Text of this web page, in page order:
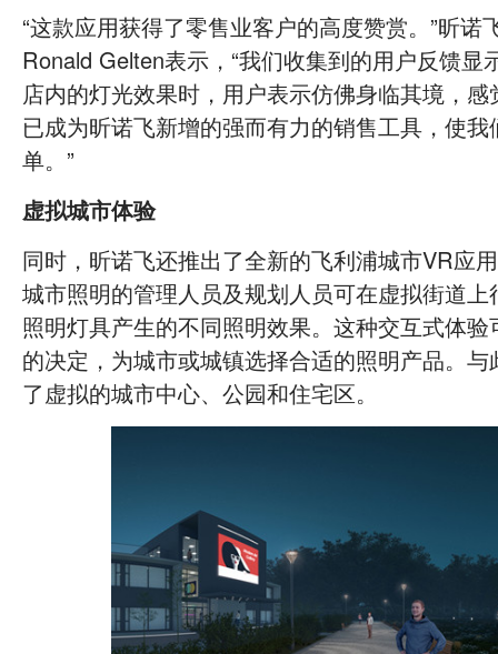
“这款应用获得了零售业客户的高度赞赏。”昕诺
Ronald Gelten表示，“我们收集到的用户反馈显
店内的灯光效果时，用户表示仿佛身临其境，
已成为昕诺飞新增的强而有力的销售工具，使
单。”
虚拟城市体验
同时，昕诺飞还推出了全新的飞利浦城市VR应
城市照明的管理人员及规划人员可在虚拟街道
照明灯具产生的不同照明效果。这种交互式体
的决定，为城市或城镇选择合适的照明产品。
了虚拟的城市中心、公园和住宅区。